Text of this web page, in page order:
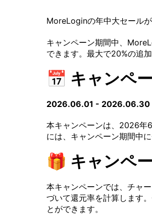
MoreLoginの年中大セール
キャンペーン期間中、
できます。最大で20%の追
📅 キャンペ
2026.06.01 - 2026.06.30
本キャンペーンは、2026年
には、キャンペーン期間中
🎁 キャンペ
本キャンペーンでは、チャ
づいて還元率を計算します
とができます。